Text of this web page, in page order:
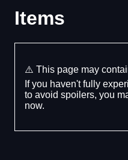
Items
⚠️ This page may
If you haven't fully
to avoid spoilers, you
now.